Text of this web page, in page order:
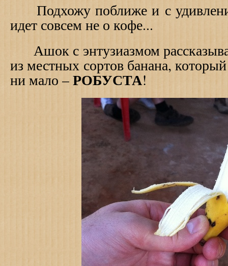
Подхожу поближе и с
идет совсем не о кофе...
Ашок с энтузиазмом
из местных сортов банана,
ни мало –РОБУСТА!